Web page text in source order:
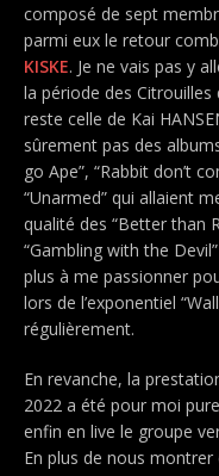
composé de sept
parmi eux le retour
KISKE. Je ne vais pas y
la période des
reste celle de Kai
sûrement pas des
go Ape”, “Rabbit don’t
“Unarmed” qui allaient
qualité des “Better than
“Gambling with the
plus à me passionner
lors de l’exponentiel
régulièrement.
En revanche, la
2022 a été pour moi
enfin en live le groupe
En plus de nous